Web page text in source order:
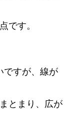
です。
ですが、線が
とまり、広が